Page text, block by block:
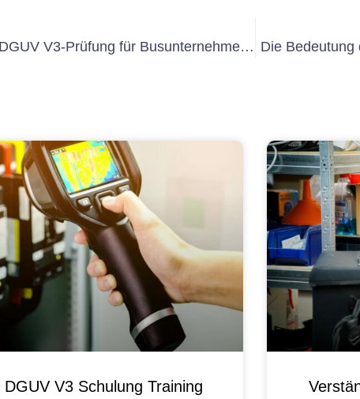
Alles, was Sie über die DGUV V3-Prüfung für Busunternehmen wissen müssen Die Bedeutung
V3 Schulung Training